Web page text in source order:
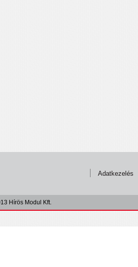
Adatkezelés
Hírös Modul Kft.